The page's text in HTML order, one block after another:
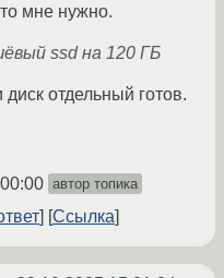
мне нужно.
ssd на 120 ГБ
отдельный готов.
автор топика
Ссылка